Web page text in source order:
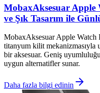
MobaxAksesuar Apple
ve Şık Tasarım ile
MobaxAksesuar Apple Watch
titanyum kilit mekanizmasıyla
bir aksesuar. Geniş
uygun alternatifler sunar.
Daha fazla bilgi edinin